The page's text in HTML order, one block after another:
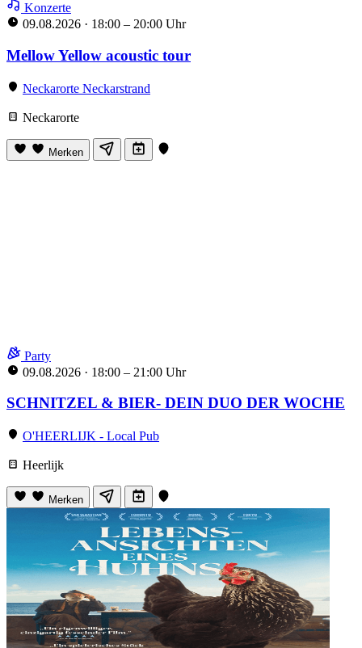
Konzerte
09.08.2026 · 18:00 – 20:00 Uhr
Mellow Yellow acoustic tour
Neckarorte Neckarstrand
Neckarorte
Merken
Party
09.08.2026 · 18:00 – 21:00 Uhr
SCHNITZEL & BIER- DEIN DUO DER WOCHE
O'HEERLIJK - Local Pub
Heerlijk
Merken